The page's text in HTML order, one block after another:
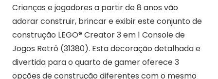
Crianças e jogadores a partir de 8 anos vão
adorar construir, brincar e exibir este conjunto de
construção LEGO® Creator 3 em 1 Console de
Jogos Retrô (31380). Esta decoração detalhada e
divertida para o quarto de gamer oferece 3
opções de construção diferentes com o mesmo